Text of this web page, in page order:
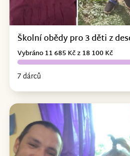
Školní obědy pro 3 děti z
7 dárců
Vybráno 11 685 Kč z 18 100 Kč